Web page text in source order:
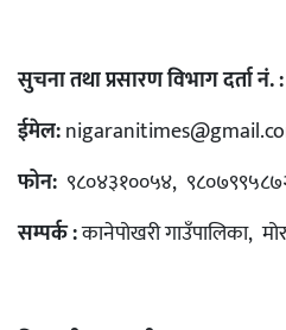
सुचना तथा प्रसारण विभाग दर्ता
ईमेल:
फोन: ९८०४३१००५४,
सम्पर्क :कानेपोखरी गाउँपालिका,